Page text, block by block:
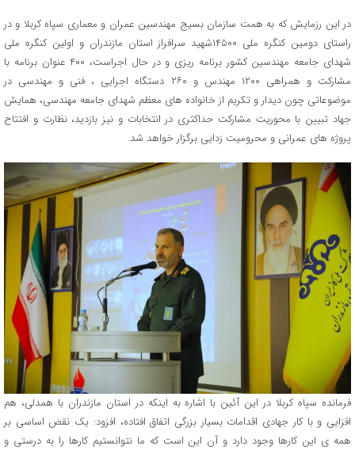
در این رزمایش که به همت سازمان بسیج مهندسین عمران و معماری سپاه کربلا و در
راستای دومین کنگره ملي ۱۴۵۰۰شهید سرافراز استان مازندران و اولین کنگره ملي
شهداي جامعه مهندسین کشور برنامه ريزي و در حال اجراست، ۴۰۰ عنوان برنامه با
مشارکت و همراهی ۱۲۰۰ مهندس و ۲۶۰ دستگاه اجرایی ، فنی و مهندسي در
موضوعاتي چون دیدار و تکریم از خانواده های معظم شهدای جامعه مهندسی، همایش
جهاد تبیین با محوریت مشارکت حداکثری در انتخابات و نیز بازدید، نظارت و افتتاح
پروژه های عمرانی و محرومیت زدايي برگزار خواهد شد.
فرمانده سپاه کربلا در این آئین با اشاره به اینکه در استان مازندران با همدلی، هم
افزایی و با کار جهادی اقدامات بسیار بزرگی اتفاق افتاده، افزود: یک نقص اساسی بر
همه ی این کارها وجود دارد و آن این است که ما نتوانستیم کارها را به درستی و